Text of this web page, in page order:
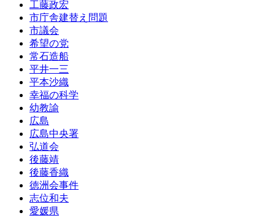
工藤政宏
市庁舎建替え問題
市議会
希望の党
常石造船
平井一三
平本沙織
幸福の科学
幼教諭
広島
広島中央署
弘道会
後藤靖
後藤香織
徳洲会事件
志位和夫
愛媛県